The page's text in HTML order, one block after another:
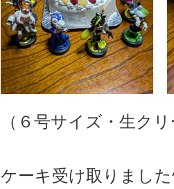
（６号サイズ・生ク
ケーキ受け取りまし